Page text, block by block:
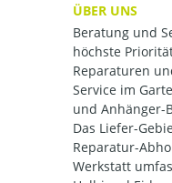
ÜBER UNS
Beratung und
höchste
Reparaturen
Service im
und Anhänger-
Das Liefer-
Reparatur-
Werkstatt